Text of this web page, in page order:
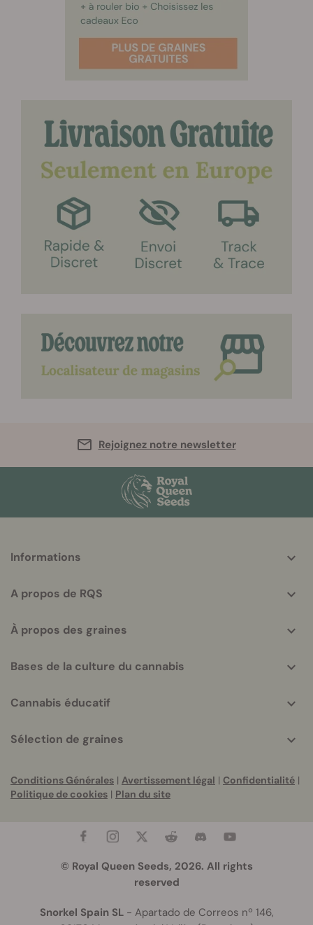
Rejoignez notre newsletter
helpful
Informations
A propos de RQS
À propos des graines
Bases de la culture du cannabis
Cannabis éducatif
Sélection de graines
Conditions Générales | Avertissement légal | Confidentialité |
Politique de cookies | Plan du site
© Royal Queen Seeds, 2026. All rights
reserved
Snorkel Spain SL- Apartado de Correos nº 146,